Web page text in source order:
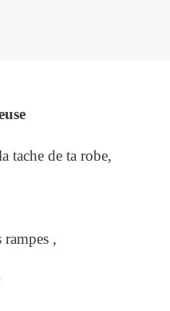
tache de ta robe,
,